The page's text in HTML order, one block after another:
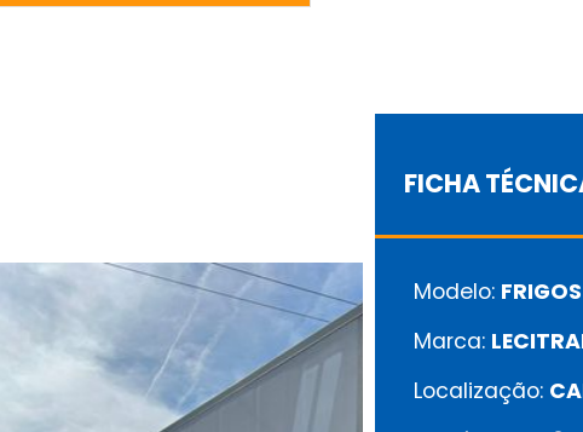
FICHA
Modelo: FRIGOS
Marca:
Localização: